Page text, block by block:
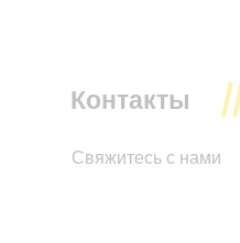
Контакты
Свяжитесь с нами